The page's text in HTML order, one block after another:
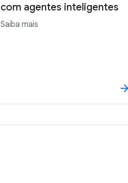
com agentes inteligentes
Saiba mais